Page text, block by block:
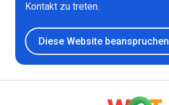
Kontakt zu treten.
Diese Website beanspruchen